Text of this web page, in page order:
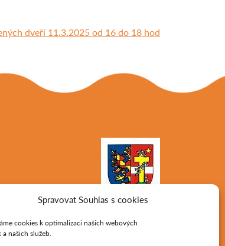
Spravovat Souhlas s cookies
cookies k optimalizaci našich webových
a našich služeb.
dveří 11.3.2025 od 16 do 18 hod